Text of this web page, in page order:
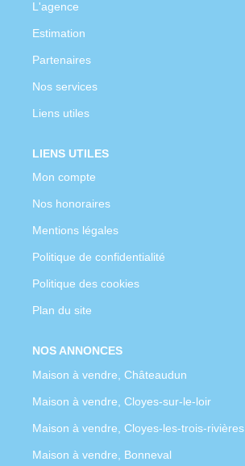
L'agence
Estimation
Partenaires
Nos services
Liens utiles
LIENS UTILES
Mon compte
Nos honoraires
Mentions légales
Politique de confidentialité
Politique des cookies
Plan du site
NOS ANNONCES
Maison à vendre, Châteaudun
Maison à vendre, Cloyes-sur-le-loir
Maison à vendre, Cloyes-les-trois-rivières
Maison à vendre, Bonneval